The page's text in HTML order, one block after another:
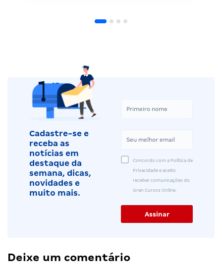
Cadastre-se e
receba as
notícias em
destaque da
semana, dicas,
novidades e
muito mais.
Concordo com a Política de
Privacidade e aceito
receber comunicações do
Gran Cursos Online.
Deixe um comentário